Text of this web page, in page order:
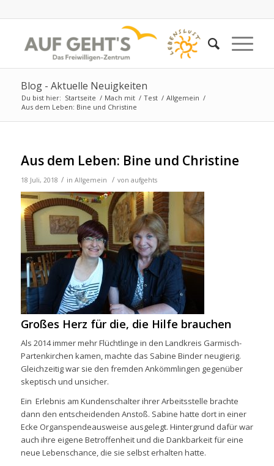
Blog - Aktuelle Neuigkeiten
Du bist hier: Startseite / Mach mit / Test / Allgemein /
Aus dem Leben: Bine und Christine
Aus dem Leben: Bine und Christine
18 Juli, 2018 / in Allgemein / von aufgehts
Großes Herz für die, die Hilfe brauchen
Als 2014 immer mehr Flüchtlinge in den Landkreis Garmisch-
Partenkirchen kamen, machte das Sabine Binder neugierig.
Gleichzeitig war sie den fremden Ankömmlingen gegenüber
skeptisch und unsicher.
Ein Erlebnis am Kundenschalter ihrer Arbeitsstelle brachte
dann den entscheidenden Anstoß. Sabine hatte dort in einer
Ecke Organspendeausweise ausgelegt. Hintergrund dafür war
auch ihre eigene Betroffenheit und die Dankbarkeit für eine
neue Lebenschance, die sie selbst erhalten hatte.